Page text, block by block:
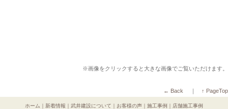
※画像をクリックすると大きな画像でご覧いただけます。
← Back ｜ ↑ PageTop
ホーム 新着情報 武井建設について お客様の声 施工事例
店舗施工事例